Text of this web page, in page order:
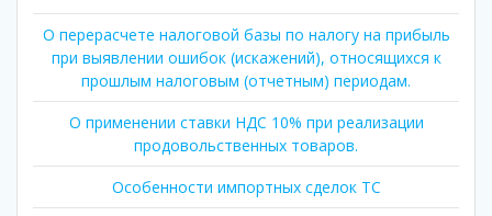
О перерасчете налоговой базы по налогу на прибыль
при выявлении ошибок (искажений), относящихся к
прошлым налоговым (отчетным) периодам.
О применении ставки НДС 10% при реализации
продовольственных товаров.
Особенности импортных сделок ТС